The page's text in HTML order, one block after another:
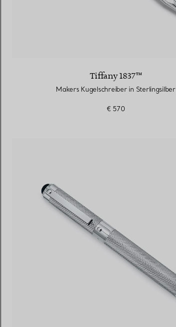
Tiffany 1837™
Makers Kugelschreiber in Sterlingsilber
€ 570